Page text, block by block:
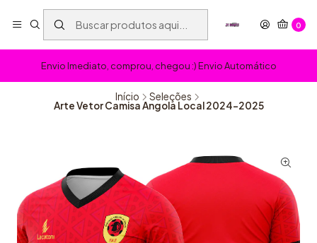
0
Envio Imediato, comprou, chegou :) Envio Automático
Início Seleções
Arte Vetor Camisa Angola Local 2024-2025